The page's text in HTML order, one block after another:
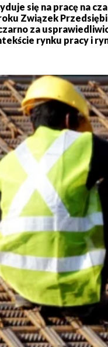
się na pracę na
Związek
za
rynku pracy i